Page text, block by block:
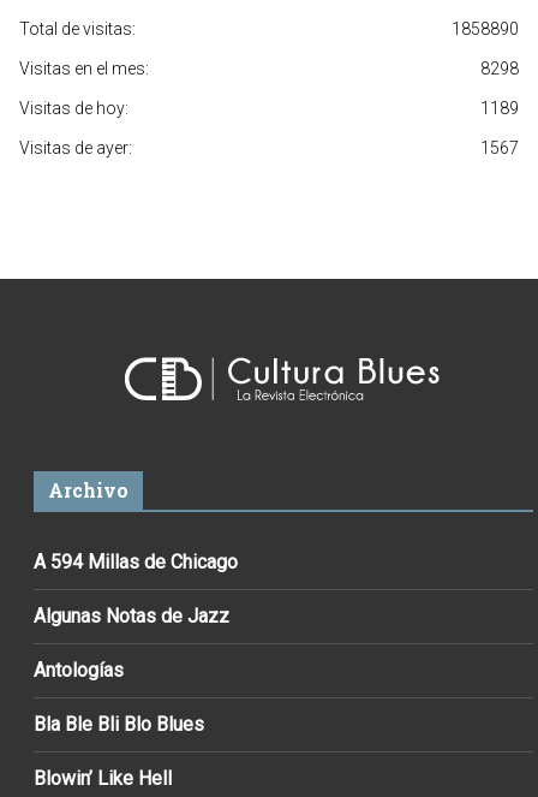
1858890
Total de visitas:
8298
Visitas en el mes:
1189
Visitas de hoy:
1567
Visitas de ayer:
Archivo
A 594 Millas de Chicago
Algunas Notas de Jazz
Antologías
Bla Ble Bli Blo Blues
Blowin’ Like Hell